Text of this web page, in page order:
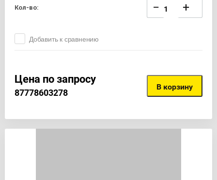
Кол-во: − +
Добавить к сравнению
Цена по запросу
87778603278
В корзину